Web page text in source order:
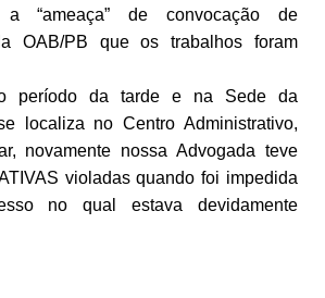
a “ameaça” de convocação de
OAB/PB que os trabalhos foram
período da tarde e na Sede da
localiza no Centro Administrativo,
novamente nossa Advogada teve
violadas quando foi impedida
no qual estava devidamente